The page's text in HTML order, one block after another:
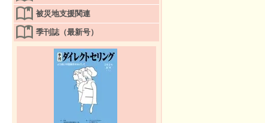
被災地支援関連
季刊誌（最新号）